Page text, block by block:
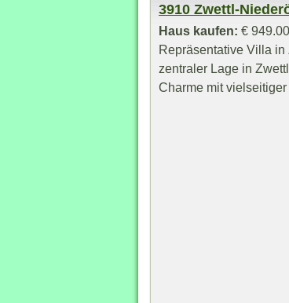
3910 Zwettl-
Haus kaufen: €
Repräsentative Villa
zentraler Lage in
Charme mit